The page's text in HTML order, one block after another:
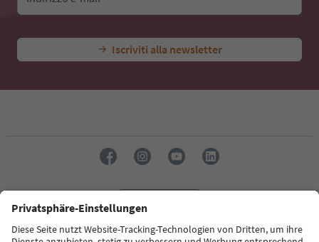
Iscriviti alla newsletter